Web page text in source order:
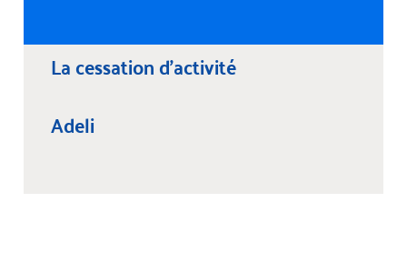
La cessation d'activité
Adeli